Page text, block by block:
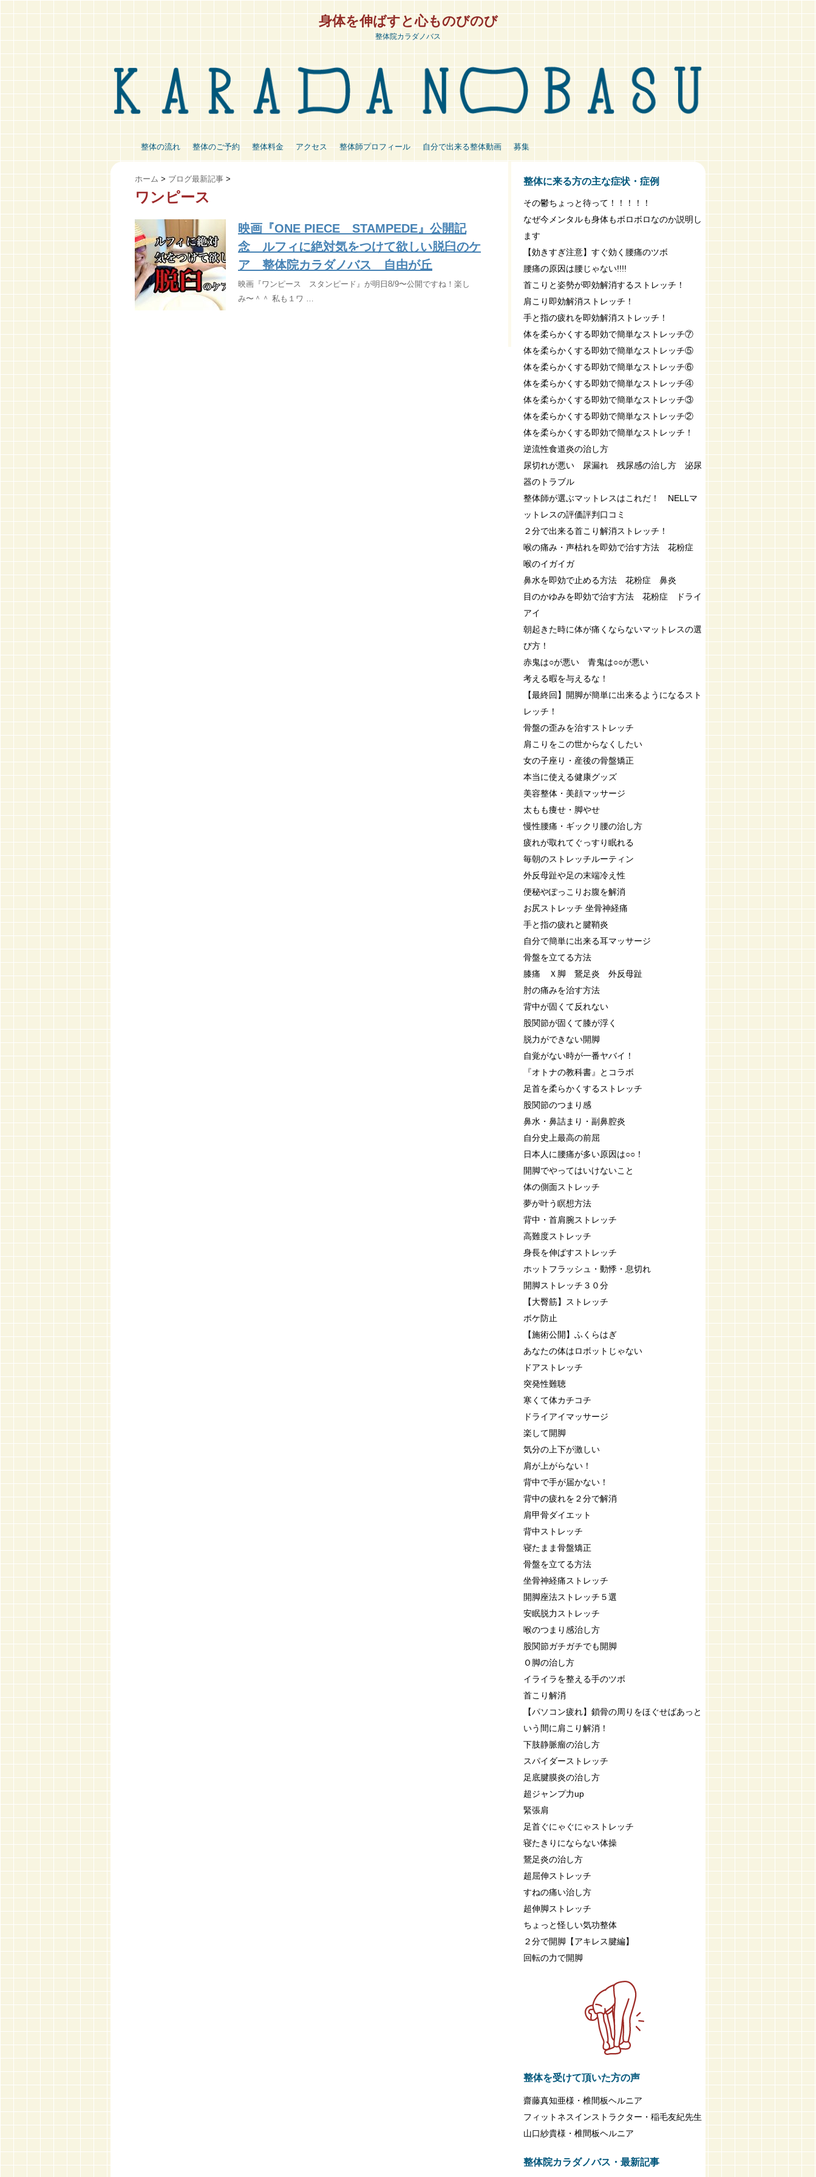
身体を伸ばすと心ものびのび
整体院カラダノバス
整体の流れ 整体のご予約 整体料金 アクセス 整体師プロフィール 自分で出来る整体動画 募集
ホーム > ブログ最新記事 >
ワンピース
映画『ONE PIECE STAMPEDE』公開記
念 ルフィに絶対気をつけて欲しい脱臼のケ
ア 整体院カラダノバス 自由が丘
映画『ワンピース スタンピード』が明日8/9〜公開ですね！楽し
み〜＾＾ 私も１ワ …
整体に来る方の主な症状・症例
その鬱ちょっと待って！！！！！
なぜ今メンタルも身体もボロボロなのか説明し
ます
【効きすぎ注意】すぐ効く腰痛のツボ
腰痛の原因は腰じゃない!!!!
首こりと姿勢が即効解消するストレッチ！
肩こり即効解消ストレッチ！
手と指の疲れを即効解消ストレッチ！
体を柔らかくする即効で簡単なストレッチ⑦
体を柔らかくする即効で簡単なストレッチ⑤
体を柔らかくする即効で簡単なストレッチ⑥
体を柔らかくする即効で簡単なストレッチ④
体を柔らかくする即効で簡単なストレッチ③
体を柔らかくする即効で簡単なストレッチ②
体を柔らかくする即効で簡単なストレッチ！
逆流性食道炎の治し方
尿切れが悪い 尿漏れ 残尿感の治し方 泌尿
器のトラブル
整体師が選ぶマットレスはこれだ！ NELLマ
ットレスの評価評判口コミ
２分で出来る首こり解消ストレッチ！
喉の痛み・声枯れを即効で治す方法 花粉症
喉のイガイガ
鼻水を即効で止める方法 花粉症 鼻炎
目のかゆみを即効で治す方法 花粉症 ドライ
アイ
朝起きた時に体が痛くならないマットレスの選
び方！
赤鬼は○が悪い 青鬼は○○が悪い
考える暇を与えるな！
【最終回】開脚が簡単に出来るようになるスト
レッチ！
骨盤の歪みを治すストレッチ
肩こりをこの世からなくしたい
女の子座り・産後の骨盤矯正
本当に使える健康グッズ
美容整体・美顔マッサージ
太もも痩せ・脚やせ
慢性腰痛・ギックリ腰の治し方
疲れが取れてぐっすり眠れる
毎朝のストレッチルーティン
外反母趾や足の末端冷え性
便秘やぽっこりお腹を解消
お尻ストレッチ 坐骨神経痛
手と指の疲れと腱鞘炎
自分で簡単に出来る耳マッサージ
骨盤を立てる方法
膝痛 Ｘ脚 鵞足炎 外反母趾
肘の痛みを治す方法
背中が固くて反れない
股関節が固くて膝が浮く
脱力ができない開脚
自覚がない時が一番ヤバイ！
『オトナの教科書』とコラボ
足首を柔らかくするストレッチ
股関節のつまり感
鼻水・鼻詰まり・副鼻腔炎
自分史上最高の前屈
日本人に腰痛が多い原因は○○！
開脚でやってはいけないこと
体の側面ストレッチ
夢が叶う瞑想方法
背中・首肩腕ストレッチ
高難度ストレッチ
身長を伸ばすストレッチ
ホットフラッシュ・動悸・息切れ
開脚ストレッチ３０分
【大臀筋】ストレッチ
ボケ防止
【施術公開】ふくらはぎ
あなたの体はロボットじゃない
ドアストレッチ
突発性難聴
寒くて体カチコチ
ドライアイマッサージ
楽して開脚
気分の上下が激しい
肩が上がらない！
背中で手が届かない！
背中の疲れを２分で解消
肩甲骨ダイエット
背中ストレッチ
寝たまま骨盤矯正
骨盤を立てる方法
坐骨神経痛ストレッチ
開脚座法ストレッチ５選
安眠脱力ストレッチ
喉のつまり感治し方
股関節ガチガチでも開脚
Ｏ脚の治し方
イライラを整える手のツボ
首こり解消
【パソコン疲れ】鎖骨の周りをほぐせばあっと
いう間に肩こり解消！
下肢静脈瘤の治し方
スパイダーストレッチ
足底腱膜炎の治し方
超ジャンプ力up
緊張肩
足首ぐにゃぐにゃストレッチ
寝たきりにならない体操
鵞足炎の治し方
超屈伸ストレッチ
すねの痛い治し方
超伸脚ストレッチ
ちょっと怪しい気功整体
２分で開脚【アキレス腱編】
回転の力で開脚
整体を受けて頂いた方の声
齋藤真知亜様・椎間板ヘルニア
フィットネスインストラクター・稲毛友紀先生
山口紗貴様・椎間板ヘルニア
整体院カラダノバス・最新記事